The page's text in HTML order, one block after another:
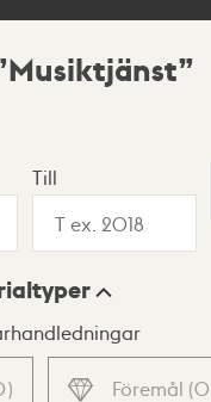
Musiktjänst
Till
) Föremål (0